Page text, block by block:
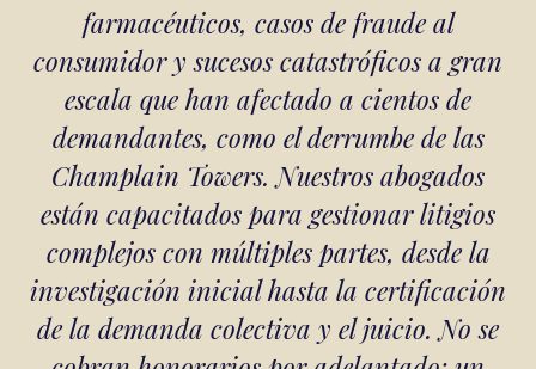
farmacéuticos, casos de fraude al
consumidor y sucesos catastróficos a gran
escala que han afectado a cientos de
demandantes, como el derrumbe de las
Champlain Towers. Nuestros abogados
están capacitados para gestionar litigios
complejos con múltiples partes, desde la
investigación inicial hasta la certificación
de la demanda colectiva y el juicio. No se